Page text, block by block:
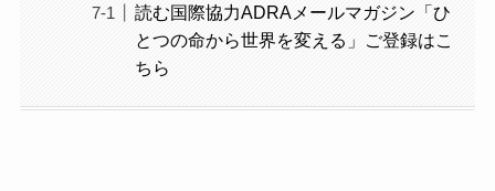
読む国際協力ADRAメールマガジン「ひ
とつの命から世界を変える」ご登録はこ
ちら